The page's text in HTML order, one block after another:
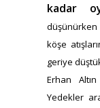
kadar
düşünürken
köşe
geriye
Erhan
Yedekler